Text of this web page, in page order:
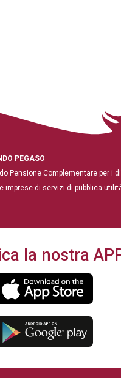
PEGASO
Pensione Complementare per i
imprese di servizi di pubblica
la nostra